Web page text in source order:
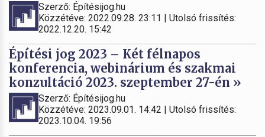
Szerző: Építésijog.hu
Közzétéve: 2022.09.28. 23:11 | Utolsó frissítés:
2022.12.20. 15:42
Építési jog 2023 – Két félnapos
konferencia, webinárium és szakmai
konzultáció 2023. szeptember 27-én »
Szerző: Építésijog.hu
Közzétéve: 2023.09.01. 14:42 | Utolsó frissítés:
2023.10.04. 19:56